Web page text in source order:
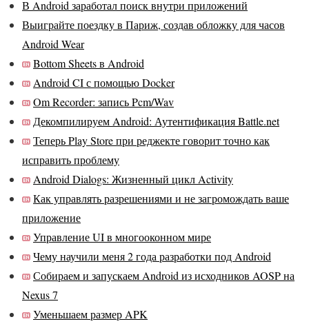
В Android заработал поиск внутри приложений
Выиграйте поездку в Париж, создав обложку для часов
Android Wear
Bottom Sheets в Android
Android CI с помощью Docker
Om Recorder: запись Pcm/Wav
Декомпилируем Android: Аутентификация Battle.net
Теперь Play Store при реджекте говорит точно как
исправить проблему
Android Dialogs: Жизненный цикл Activity
Как управлять разрешениями и не загромождать ваше
приложение
Управление UI в многооконном мире
Чему научили меня 2 года разработки под Android
Собираем и запускаем Android из исходников AOSP на
Nexus 7
Уменьшаем размер APK